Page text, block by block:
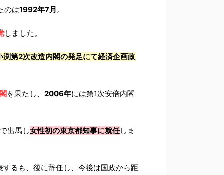
のは1992年7月 。
しました。
第2次改造内閣の発足にて経済企画政
を果たし、 2006年には第1次安倍内閣
出馬し女性初の東京都知事に就任しま
るも、後に辞任し、今後は国政から距